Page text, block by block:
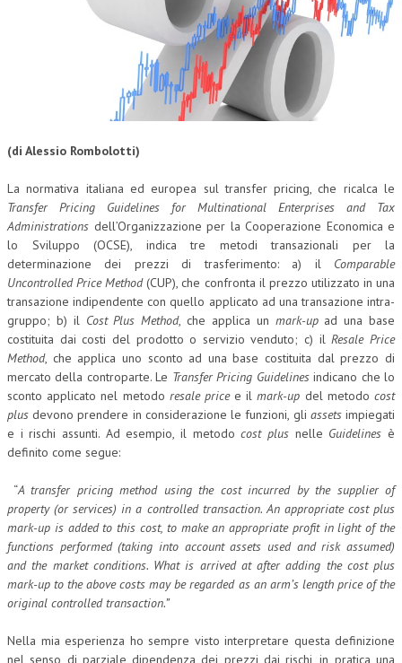
(di Alessio Rombolotti)
La normativa italiana ed europea sul transfer pricing, che ricalca le
Transfer Pricing Guidelines for Multinational Enterprises and Tax
Administrations dell’Organizzazione per la Cooperazione Economica e
lo Sviluppo (OCSE), indica tre metodi transazionali per la
determinazione dei prezzi di trasferimento: a) il Comparable
Uncontrolled Price Method(CUP), che confronta il prezzo utilizzato in una
transazione indipendente con quello applicato ad una transazione intra-
gruppo; b) il Cost Plus Method, che applica un mark-upad una base
costituita dai costi del prodotto o servizio venduto; c) ilResale Price
Method, che applica uno sconto ad una base costituita dal prezzo di
mercato della controparte. Le Transfer Pricing Guidelinesindicano che lo
sconto applicato nel metodo resale pricee ilmark-up del metodocost
plus devono prendere in considerazione le funzioni, gli assetsimpiegati
e i rischi assunti. Ad esempio, il metodocost plus nelle Guidelines è
definito come segue:
“A transfer pricing method using the cost incurred by the supplier of
property (or services) in a controlled transaction. An appropriate cost plus
mark-up is added to this cost, to make an appropriate profit in light of the
functions performed (taking into account assets used and risk assumed)
and the market conditions. What is arrived at after adding the cost plus
mark-up to the above costs may be regarded as an arm’s length price of the
original controlled transaction.”
Nella mia esperienza ho sempre visto interpretare questa definizione
nel senso di parziale dipendenza dei prezzi dai rischi, in pratica una